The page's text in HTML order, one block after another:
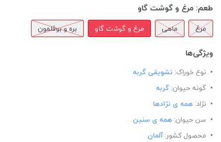
طعم: مرغ و گوشت گاو
مرغ ماهی مرغ و گوشت گاو بره و بوقلمون
ویژگی‌ها
نوع خوراک: تشویقی گربه
گونه حیوان: گربه
نژاد: همه ی نژادها
سن حیوان: همه ی سنین
محصول کشور: آلمان